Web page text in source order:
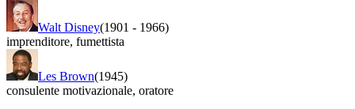
Walt Disney(1901 - 1966)
imprenditore, fumettista
Les Brown(1945)
consulente motivazionale, oratore